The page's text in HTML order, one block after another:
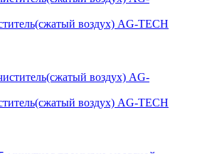
воздух) AG-TECH
воздух) AG-TECH